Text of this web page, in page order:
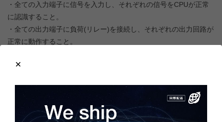
・全ての入力端子に信号を入力し、それぞれの信号をCPUが正常
に認識すること。
・全ての出力端子に負荷(リレー)を接続し、それぞれの出力回路が
正常に動作すること。
・2つのアナログボリュームが正常に動作すること。
バッテリレス運転が可能な仕様となっていますが、保持エリアと